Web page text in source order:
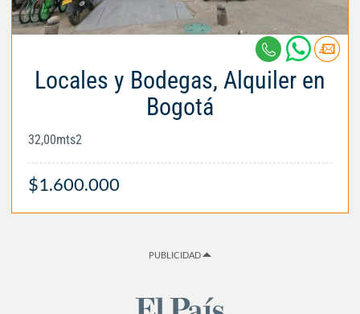
Locales y Bodegas, Alquiler en
Bogotá
32,00mts2
$1.600.000
PUBLICIDAD